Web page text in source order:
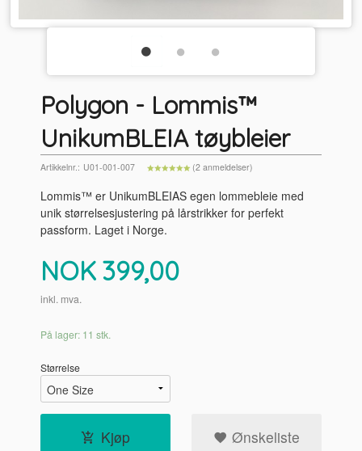
Polygon - Lommis™
UnikumBLEIA tøybleier
Artikkelnr.: U01-001-007 (2 anmeldelser)
Lommis™ er UnikumBLEIAS egen lommebleie med
unik størrelsesjustering på lårstrikker for perfekt
passform. Laget i Norge.
Pris
NOK 399,00
inkl. mva.
På lager: 11 stk.
Størrelse
Kjøp Ønskeliste